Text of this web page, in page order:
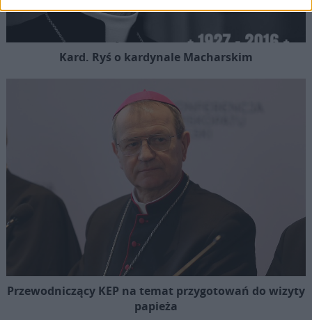
Kard. Ryś o kardynale Macharskim
Przewodniczący KEP na temat przygotowań do wizyty
papieża